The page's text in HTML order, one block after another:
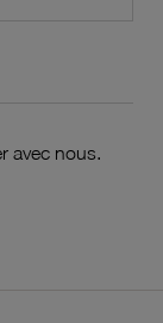
avec nous.